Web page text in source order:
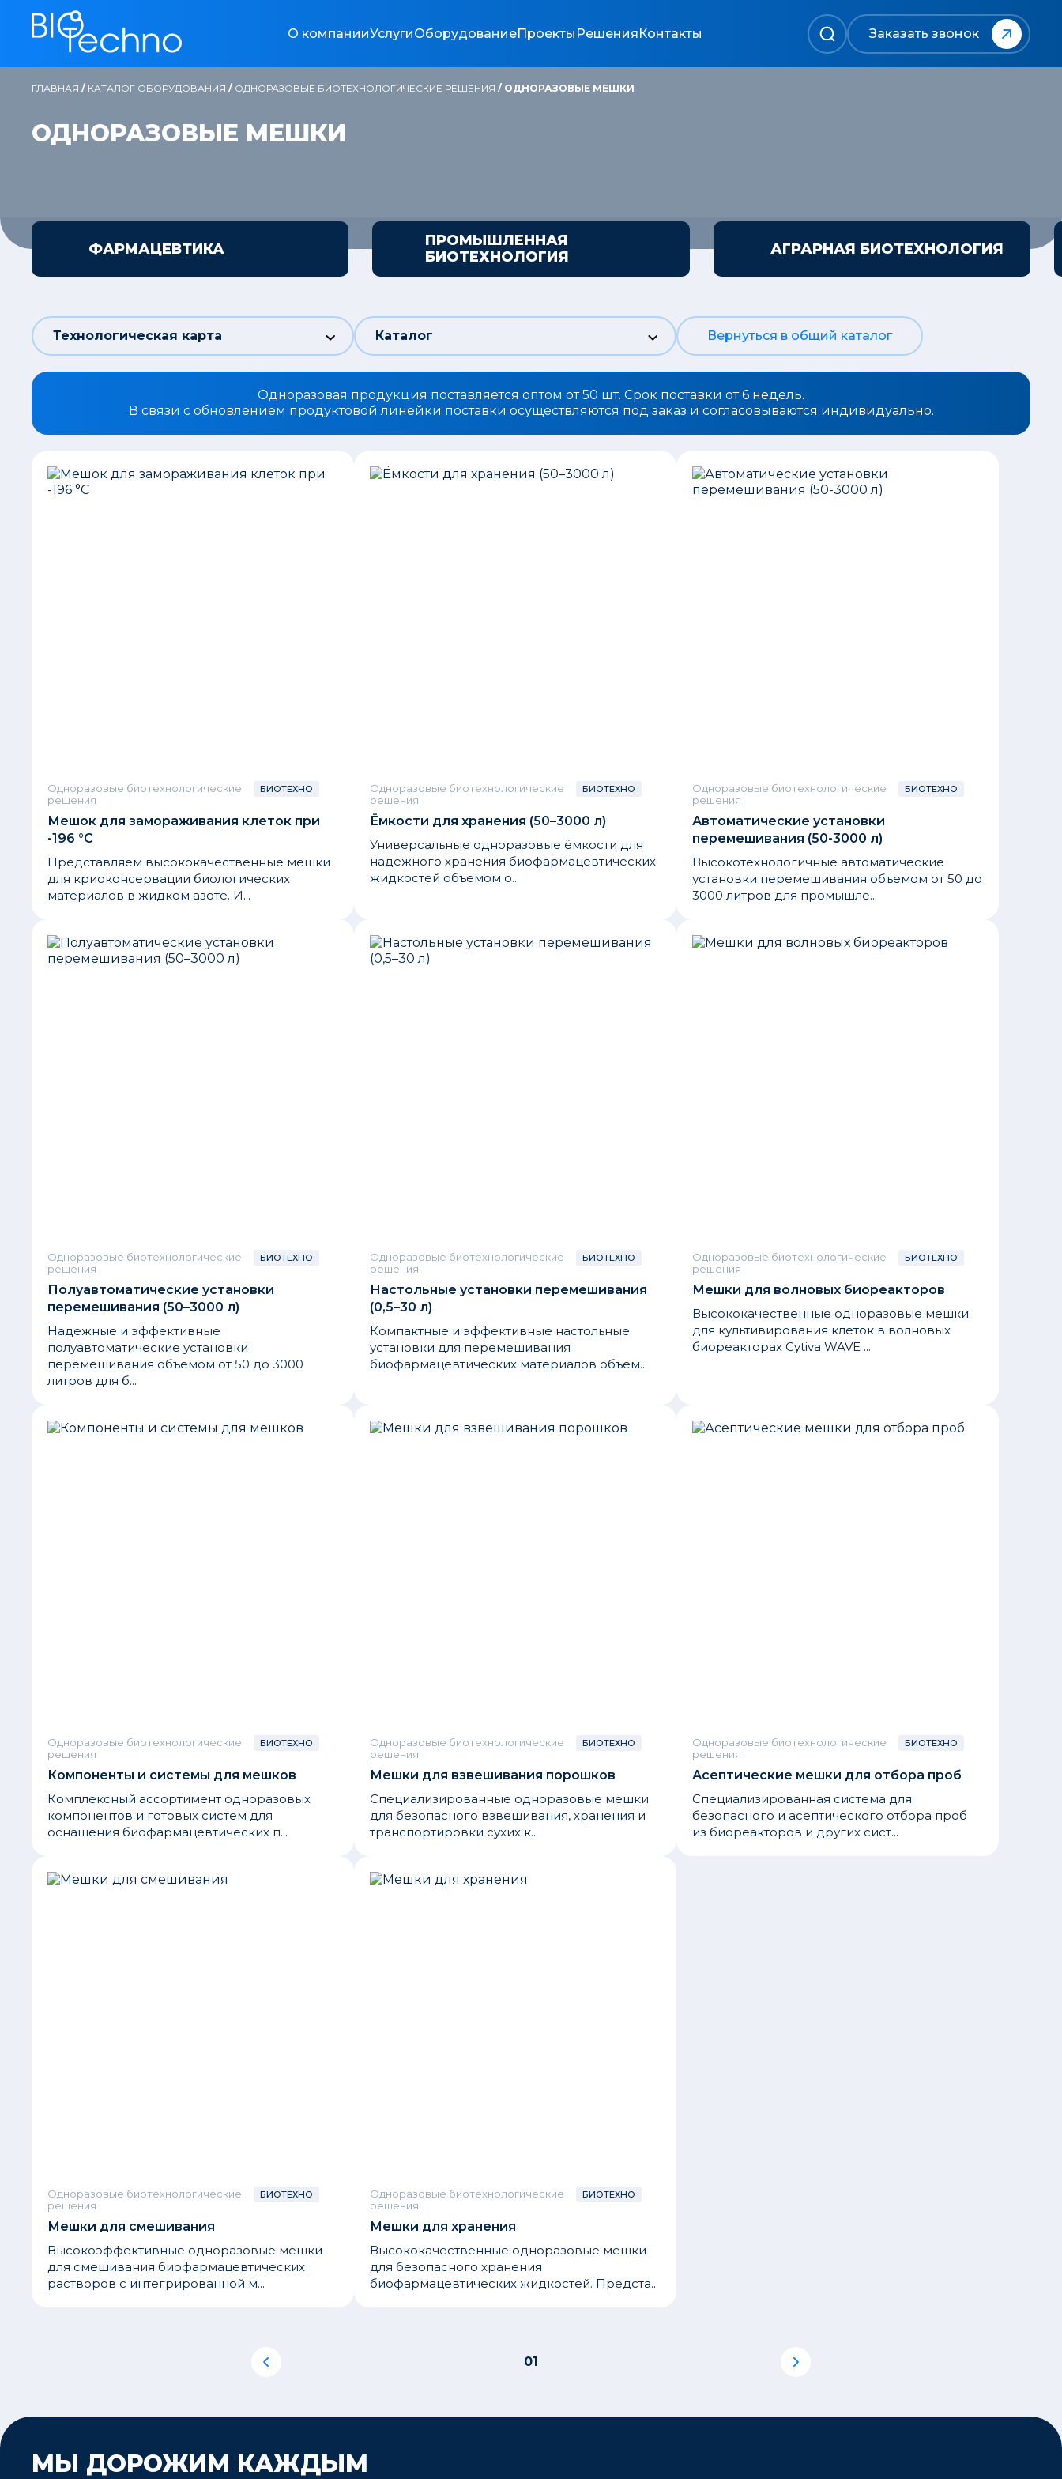
О компанииУслугиОборудованиеПроекты РешенияКонтакты Заказать звонок
ГЛАВНАЯ / КАТАЛОГ ОБОРУДОВАНИЯ / ОДНОРАЗОВЫЕ БИОТЕХНОЛОГИЧЕСКИЕ РЕШЕНИЯ / ОДНОРАЗОВЫЕ МЕШКИ
ОДНОРАЗОВЫЕ МЕШКИ
ФАРМАЦЕВТИКА
ПРОМЫШЛЕННАЯ
БИОТЕХНОЛОГИЯ
АГРАРНАЯ БИОТЕХНОЛОГИЯ
Технологическая карта Каталог Вернуться в общий каталог
Одноразовая продукция поставляется оптом от 50 шт. Срок поставки от 6 недель.
В связи с обновлением продуктовой линейки поставки осуществляются под заказ и согласовываются индивидуально.
Одноразовые биотехнологические
решения
БИОТЕХНО
Мешок для замораживания клеток при
-196 °С
Представляем высококачественные мешки
для криоконсервации биологических
материалов в жидком азоте. И...
Одноразовые биотехнологические
решения
БИОТЕХНО
Ёмкости для хранения (50–3000 л)
Универсальные одноразовые ёмкости для
надежного хранения биофармацевтических
жидкостей объемом о...
Одноразовые биотехнологические
решения
БИОТЕХНО
Автоматические установки
перемешивания (50-3000 л)
Высокотехнологичные автоматические
установки перемешивания объемом от 50 до
3000 литров для промышле...
Одноразовые биотехнологические
решения
БИОТЕХНО
Полуавтоматические установки
перемешивания (50–3000 л)
Надежные и эффективные
полуавтоматические установки
перемешивания объемом от 50 до 3000
литров для б...
Одноразовые биотехнологические
решения
БИОТЕХНО
Настольные установки перемешивания
(0,5–30 л)
Компактные и эффективные настольные
установки для перемешивания
биофармацевтических материалов объем...
Одноразовые биотехнологические
решения
БИОТЕХНО
Мешки для волновых биореакторов
Высококачественные одноразовые мешки
для культивирования клеток в волновых
биореакторах Cytiva WAVE ...
Одноразовые биотехнологические
решения
БИОТЕХНО
Компоненты и системы для мешков
Комплексный ассортимент одноразовых
компонентов и готовых систем для
оснащения биофармацевтических п...
Одноразовые биотехнологические
решения
БИОТЕХНО
Мешки для взвешивания порошков
Специализированные одноразовые мешки
для безопасного взвешивания, хранения и
транспортировки сухих к...
Одноразовые биотехнологические
решения
БИОТЕХНО
Асептические мешки для отбора проб
Специализированная система для
безопасного и асептического отбора проб
из биореакторов и других сист...
Одноразовые биотехнологические
решения
БИОТЕХНО
Мешки для смешивания
Высокоэффективные одноразовые мешки
для смешивания биофармацевтических
растворов с интегрированной м...
Одноразовые биотехнологические
решения
БИОТЕХНО
Мешки для хранения
Высококачественные одноразовые мешки
для безопасного хранения
биофармацевтических жидкостей. Предста...
01
МЫ ДОРОЖИМ КАЖДЫМ